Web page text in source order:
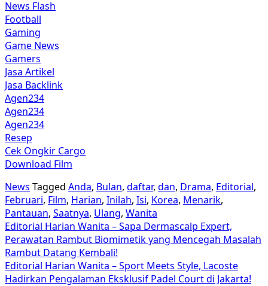
News Flash
Football
Gaming
Game News
Gamers
Jasa Artikel
Jasa Backlink
Agen234
Agen234
Agen234
Resep
Cek Ongkir Cargo
Download Film
News Tagged Anda, Bulan, daftar, dan, Drama, Editorial,
Februari, Film, Harian, Inilah, Isi, Korea, Menarik,
Pantauan, Saatnya, Ulang, Wanita
Post
navigation
Editorial Harian Wanita – Sapa Dermascalp Expert,
Perawatan Rambut Biomimetik yang Mencegah Masalah
Rambut Datang Kembali!
Editorial Harian Wanita – Sport Meets Style, Lacoste
Hadirkan Pengalaman Eksklusif Padel Court di Jakarta!